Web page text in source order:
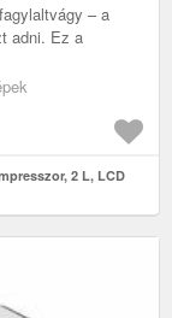
– a
adni. Ez a
2 L, LCD